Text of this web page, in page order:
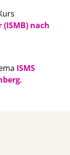
nach
ISMS
.